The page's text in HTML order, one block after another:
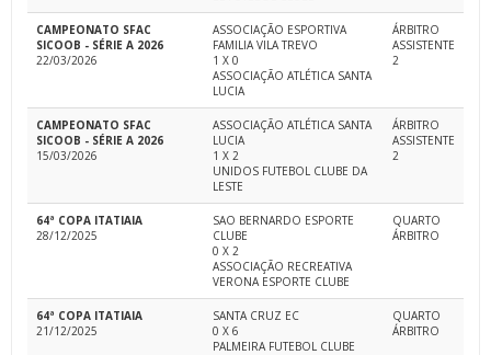
CAMPEONATO SFAC
SICOOB - SÉRIE A 2026
22/03/2026
ASSOCIAÇÃO ESPORTIVA
FAMILIA VILA TREVO
1 X 0
ASSOCIAÇÃO ATLÉTICA SANTA
LUCIA
ÁRBITRO
ASSISTENTE
2
CAMPEONATO SFAC
SICOOB - SÉRIE A 2026
15/03/2026
ASSOCIAÇÃO ATLÉTICA SANTA
LUCIA
1 X 2
UNIDOS FUTEBOL CLUBE DA
LESTE
ÁRBITRO
ASSISTENTE
2
64ª COPA ITATIAIA
28/12/2025
SAO BERNARDO ESPORTE
CLUBE
0 X 2
ASSOCIAÇÃO RECREATIVA
VERONA ESPORTE CLUBE
QUARTO
ÁRBITRO
64ª COPA ITATIAIA
21/12/2025
SANTA CRUZ EC
0 X 6
PALMEIRA FUTEBOL CLUBE
QUARTO
ÁRBITRO